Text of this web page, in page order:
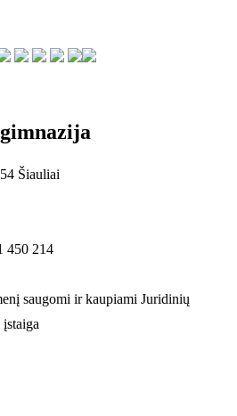
Šiauliai
450 214
saugomi ir kaupiami Juridinių